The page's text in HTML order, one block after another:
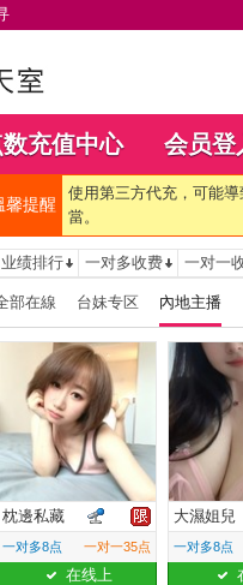
数充值中心 会员登
馨提醒
使用第三方代充，可能
當。
业绩排行 一对多收费 一对一
部在線 台妹专区 內地主播
枕邊私藏
一对多8点 一对一35点
在线上
大濕姐兒
一对多8点